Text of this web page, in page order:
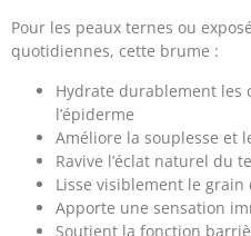
Pour les peaux ternes ou
quotidiennes, cette brume :
Hydrate durablement les
l’épiderme
Améliore la souplesse et
Ravive l’éclat naturel du
Lisse visiblement le grain
Apporte une sensation
Soutient la fonction